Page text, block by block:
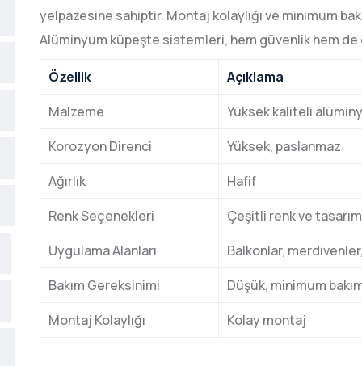
yelpazesine sahiptir. Montaj kolaylığı ve minimum
Alüminyum küpeşte sistemleri, hem güvenlik hem de
Özellik
Açıklama
Malzeme
Yüksek kaliteli
Korozyon Direnci
Yüksek, paslanmaz
Ağırlık
Hafif
Renk Seçenekleri
Çeşitli renk ve
Uygulama Alanları
Balkonlar,
Bakım Gereksinimi
Düşük, minimum
Montaj Kolaylığı
Kolay montaj